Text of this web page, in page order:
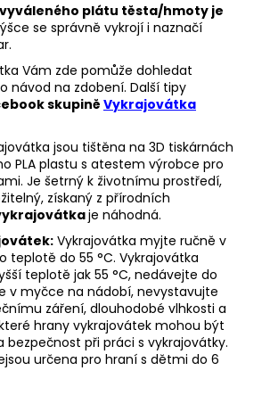
plátu těsta/hmoty je
se správně vykrojí i naznačí
Vám zde pomůže dohledat
návod na zdobení. Další tipy
skupině Vykrajovátka
jsou tištěna na 3D tiskárnách
PLA plastu s atestem výrobce pro
Je šetrný k životnímu prostředí,
získaný z přírodních
je náhodná.
Vykrajovátka myjte ručně v
teplotě do 55 °C. Vykrajovátka
teplotě jak 55 °C, nedávejte do
v myčce na nádobí, nevystavujte
záření, dlouhodobé vlhkosti a
hrany vykrajovátek mohou být
bezpečnost při práci s vykrajovátky.
určena pro hraní s dětmi do 6